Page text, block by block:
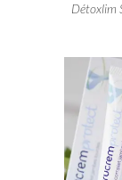
Détoxlim